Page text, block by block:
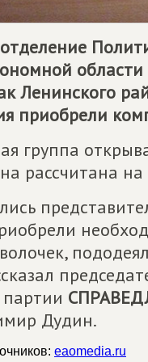
Ленинского
приобрели
группа
рассчитана
Дудин.
eaomedia.ru